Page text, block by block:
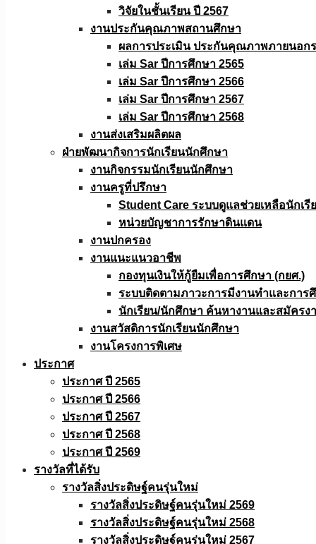
วิจัยในชั้นเรียน ปี 2567
งานประกันคุณภาพสถานศึกษา
ผลการประเมิน ประกันคุณภาพภายนอก
เล่ม Sar ปีการศึกษา 2565
เล่ม Sar ปีการศึกษา 2566
เล่ม Sar ปีการศึกษา 2567
เล่ม Sar ปีการศึกษา 2568
งานส่งเสริมผลิตผล
ฝ่ายพัฒนากิจการนักเรียนนักศึกษา
งานกิจกรรมนักเรียนนักศึกษา
งานครูที่ปรึกษา
Student Care ระบบดูแลช่วยเหลือนักเรี
หน่วยบัญชาการรักษาดินแดน
งานปกครอง
งานแนะแนวอาชีพ
กองทุนเงินให้กู้ยืมเพื่อการศึกษา (กยศ.)
ระบบติดตามภาวะการมีงานทำและการ
นักเรียน/นักศึกษา ค้นหางานและสมัครง
งานสวัสดิการนักเรียนนักศึกษา
งานโครงการพิเศษ
ประกาศ
ประกาศ ปี 2565
ประกาศ ปี 2566
ประกาศ ปี 2567
ประกาศ ปี 2568
ประกาศ ปี 2569
รางวัลที่ได้รับ
รางวัลสิ่งประดิษฐ์คนรุ่นใหม่
รางวัลสิ่งประดิษฐ์คนรุ่นใหม่ 2569
รางวัลสิ่งประดิษฐ์คนรุ่นใหม่ 2568
รางวัลสิ่งประดิษฐ์คนรุ่นใหม่ 2567